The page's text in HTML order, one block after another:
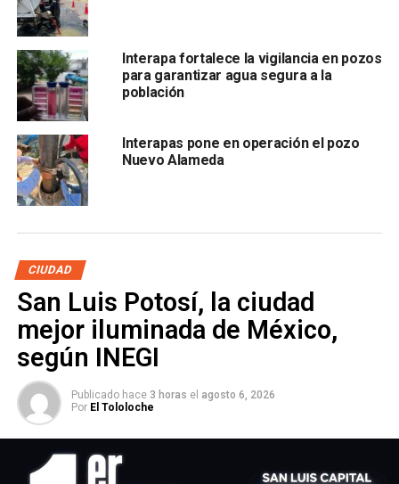
ARTÍCULOS RELACIONADOS:
SIGUIENTE
SLP es uno de los ocho estados con cero
secuestros durante abril
NO TE PIERDAS
Éxito total en la Feria de Proveeduría 2025
Interapa fortalece la vigilancia en pozos
para garantizar agua segura a la
población
Interapas pone en operación el pozo
Nuevo Alameda
CIUDAD
San Luis Potosí, la ciudad
mejor iluminada de México,
según INEGI
Publicado hace 3 horas el agosto 6, 2026
Por El Tololoche